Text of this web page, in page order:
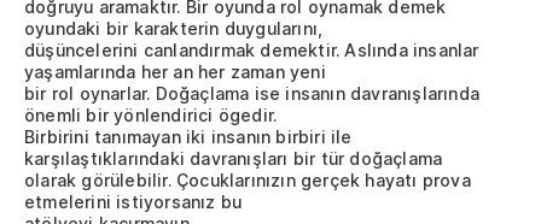
doğruyu aramaktır. Bir oyunda rol oynamak demek
oyundaki bir karakterin duygularını,
düşüncelerini canlandırmak demektir. Aslında insanlar
yaşamlarında her an her zaman yeni
bir rol oynarlar. Doğaçlama ise insanın davranışlarında
önemli bir yönlendirici ögedir.
Birbirini tanımayan iki insanın birbiri ile
karşılaştıklarındaki davranışları bir tür doğaçlama
olarak görülebilir. Çocuklarınızın gerçek hayatı prova
etmelerini istiyorsanız bu